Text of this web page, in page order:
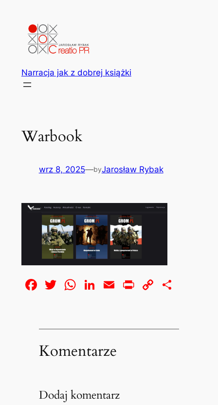
Narracja jak z dobrej książki
Warbook
wrz 8, 2025—byJarosław Rybak
Facebook
Twitter
WhatsApp
LinkedIn
EmailPrintCopy
Komentarze
Dodaj komentarz